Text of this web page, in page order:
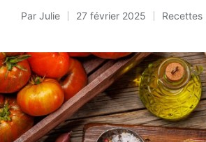
Posté
Par Julie 27 février 2025
Posted
Recettes